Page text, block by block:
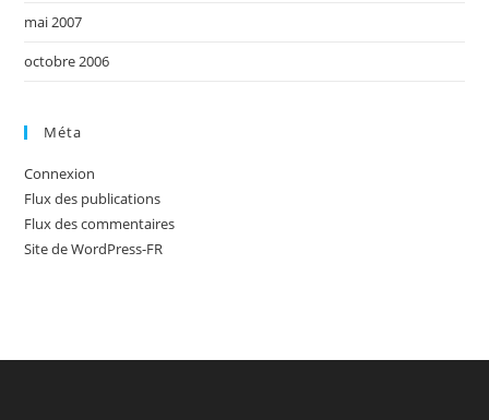
mai 2007
octobre 2006
Méta
Connexion
Flux des publications
Flux des commentaires
Site de WordPress-FR